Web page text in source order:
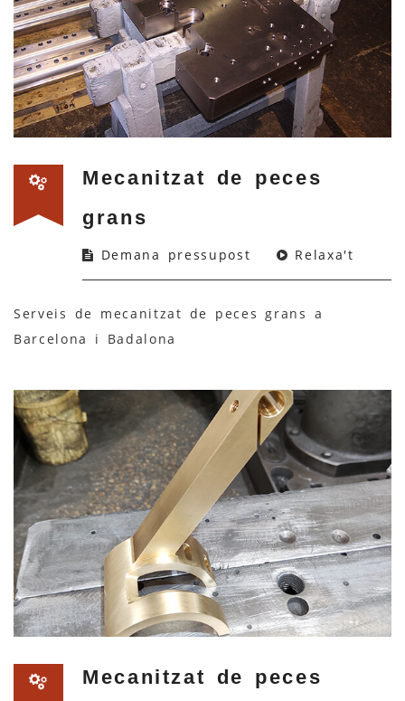
Mecanitzat de peces
grans
Demana pressupost Relaxa't
Serveis de mecanitzat de peces grans a
Barcelona i Badalona
Mecanitzat de peces